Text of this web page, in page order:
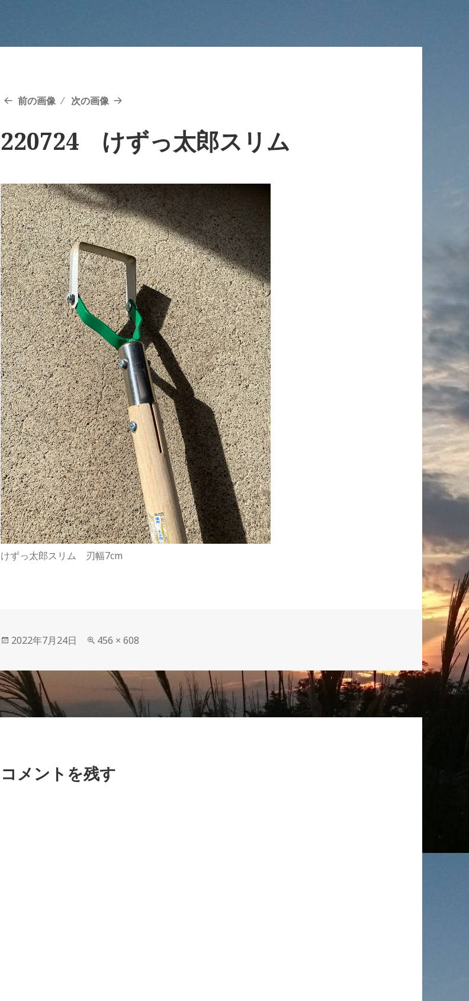
前の画像 次の画像
220724 けずっ太郎スリム
けずっ太郎スリム 刃幅7cm
投
日:
2022年7月24日
フ
サ
456 × 608
コメントを残す